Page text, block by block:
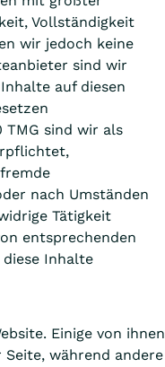
Vollständigkeit
wir jedoch keine
sind wir
auf diesen
TMG sind wir als
nach Umständen
Tätigkeit
entsprechenden
Inhalte
Einige von ihnen
während andere